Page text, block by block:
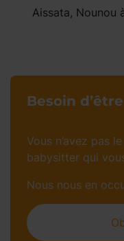
Aissata, Nounou
Besoin
Vous n’avez pas
babysitter qui
Nous nous en